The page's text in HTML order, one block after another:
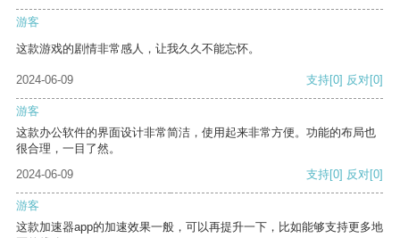
游客
这款游戏的剧情非常感人，让我久久不能忘怀。
2024-06-09 支持[0] 反对[0]
游客
这款办公软件的界面设计非常简洁，使用起来非常方便。功能的布局也
很合理，一目了然。
2024-06-09
支持[0] 反对[0]
游客
这款加速器app的加速效果一般，可以再提升一下，比如能够支持更多地